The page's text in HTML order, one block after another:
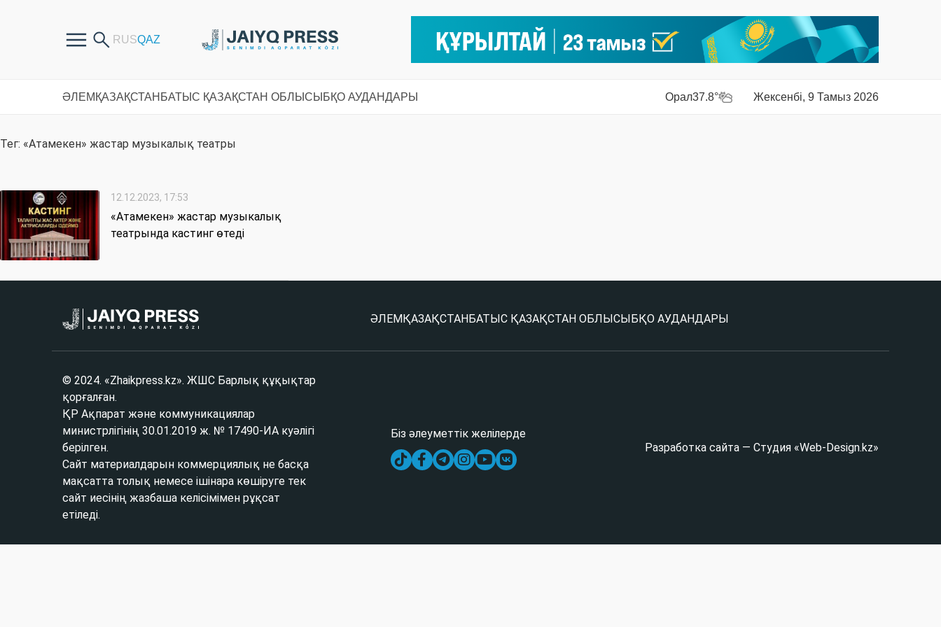
ӘЛЕМ ҚАЗАҚСТАН БАТЫС ҚАЗАҚСТАН ОБЛЫСЫ БҚО АУДАНДАРЫ Орал37.8° Жексенбі, 9 Тамыз 2026
Тег: «Атамекен» жастар музыкалық театры
12.12.2023, 17:53
«Атамекен» жастар музыкалық
театрында кастинг өтеді
ӘЛЕМ ҚАЗАҚСТАН БАТЫС ҚАЗАҚСТАН ОБЛЫСЫ БҚО АУДАНДАРЫ
© 2024. «Zhaikpress.kz». ЖШС Барлық құқықтар
қорғалған.
ҚР Ақпарат және коммуникациялар
министрлігінің 30.01.2019 ж. № 17490-ИА куәлігі
берілген.
Сайт материалдарын коммерциялық не басқа
мақсатта толық немесе ішінара көшіруге тек
сайт иесінің жазбаша келісімімен рұқсат
етіледі.
Біз әлеуметтік желілерде
Разработка сайта — Студия «Web-Design.kz»